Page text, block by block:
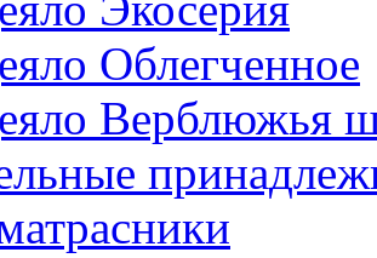
Облегченное
Верблюжья